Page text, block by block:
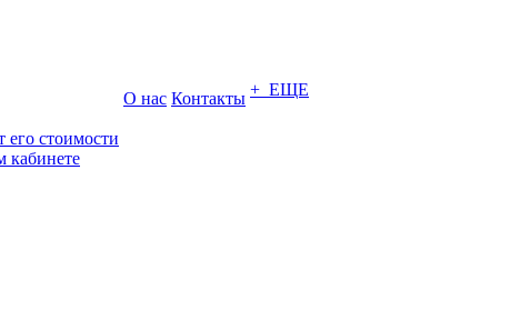
его стоимости
кабинете
О нас Контакты + ЕЩЕ